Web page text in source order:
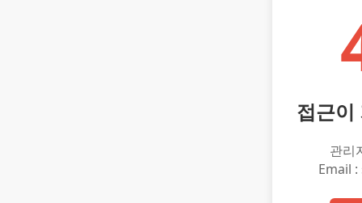
접근이
관리
Email